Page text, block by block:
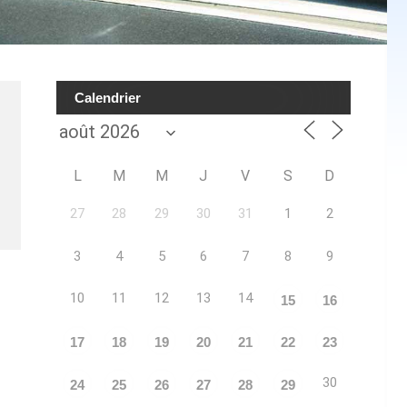
Calendrier
L M M J V S D
27 28 29 30 31 1 2
3 4 5 6 7 8 9
10 11 12 13 14 15 16
17 18 19 20 21 22 23
24 25 26 27 28 29 30